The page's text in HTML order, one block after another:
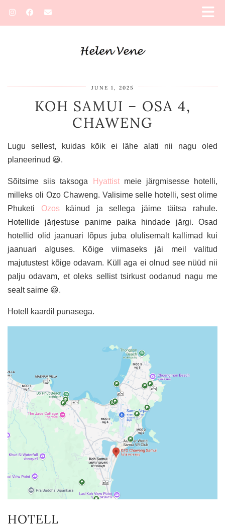
JUNE 1, 2025
KOH SAMUI – OSA 4,
CHAWENG
Lugu sellest, kuidas kõik ei lähe alati nii nagu oled
planeerinud 😃.
Sõitsime siis taksoga Hyattistmeie järgmisesse hotelli,
milleks oli Ozo Chaweng. Valisime selle hotelli, sest olime
Phuketi Ozoskäinud ja sellega jäime täitsa rahule.
Hotellide järjestuse panime paika hindade järgi. Osad
hotellid olid jaanuari lõpus juba olulisemalt kallimad kui
jaanuari alguses. Kõige viimaseks jäi meil valitud
majutustest kõige odavam. Küll aga ei olnud see nüüd nii
palju odavam, et oleks sellist tsirkust oodanud nagu me
sealt saime 😃.
Hotell kaardil punasega.
HOTELL